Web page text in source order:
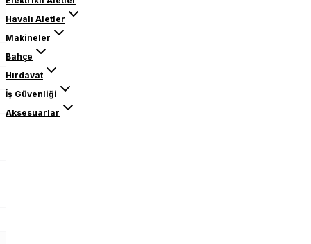
Havalı Aletler
Makineler
Bahçe
Hırdavat
İş Güvenliği
Aksesuarlar